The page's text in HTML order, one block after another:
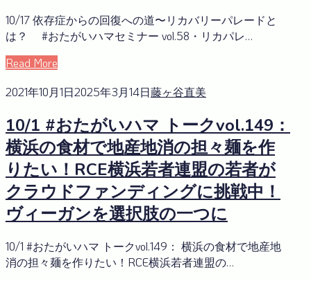
10/17 依存症からの回復への道〜リカバリーパレードと
は？ #おたがいハマセミナー vol.58・リカパレ…
Read More
2021年10月1日2025年3月14日藤ヶ谷直美
10/1 #おたがいハマ トークvol.149：
横浜の食材で地産地消の担々麺を作
りたい！RCE横浜若者連盟の若者が
クラウドファンディングに挑戦中！
ヴィーガンを選択肢の一つに
10/1 #おたがいハマ トークvol.149： 横浜の食材で地産地
消の担々麺を作りたい！RCE横浜若者連盟の…